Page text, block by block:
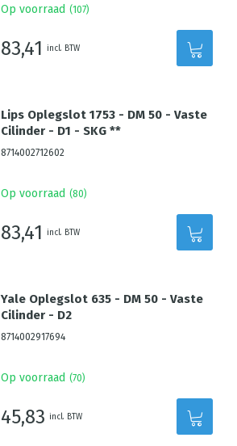
Op voorraad (107)
83,41 incl. BTW
Lips Oplegslot 1753 - DM 50 - Vaste
Cilinder - D1 - SKG **
8714002712602
Op voorraad (80)
83,41 incl. BTW
Yale Oplegslot 635 - DM 50 - Vaste
Cilinder - D2
8714002917694
Op voorraad (70)
45,83 incl. BTW